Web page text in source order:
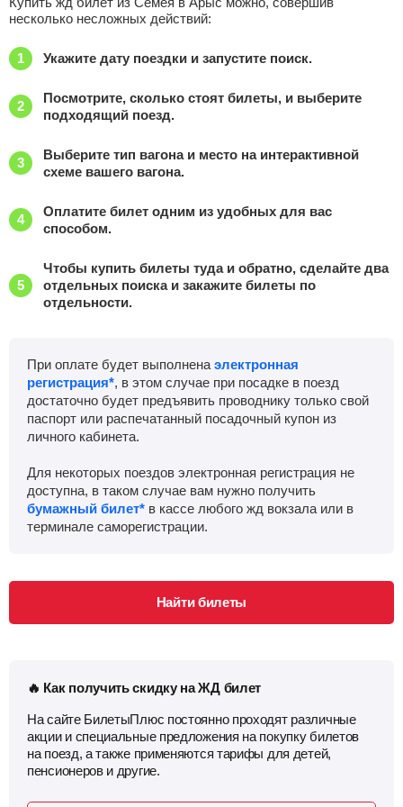
несколько несложных действий:
Укажите дату поездки и запустите поиск.
Посмотрите, сколько стоят билеты, и выберите
подходящий поезд.
Выберите тип вагона и место на интерактивной
схеме вашего вагона.
Оплатите билет одним из удобных для вас
способом.
Чтобы купить билеты туда и обратно, сделайте два
отдельных поиска и закажите билеты по
отдельности.
При оплате будет выполнена электронная
регистрация*, в этом случае при посадке в поезд
достаточно будет предъявить проводнику только свой
паспорт или распечатанный посадочный купон из
личного кабинета.
Для некоторых поездов электронная регистрация не
доступна, в таком случае вам нужно получить
бумажный билет* в кассе любого жд вокзала или в
терминале саморегистрации.
Найти билеты
🔥 Как получить скидку на ЖД билет
На сайте БилетыПлюс постоянно проходят различные
акции и специальные предложения на покупку билетов
на поезд, а также применяются тарифы для детей,
пенсионеров и другие.